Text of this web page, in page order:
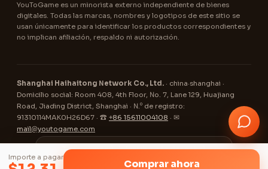
Importe a pagar
Comprar ahora
YouToGame es un minorista externo independiente de bienes
digitales. Todas las marcas, nombres y logotipos de este sitio se
usan únicamente para identificar los productos correspondientes y
no implican afiliación, respaldo ni autorización.
Shanghai Haihaitong Network Co., Ltd. · china·shanghai ·
Domicilio social: Room 408, 4th Floor, No. 7, Lane 129, Huajiang
Road, Jiading District, Shanghai · N.º de registro:
91310114MAK0H26D67 · ☎ +86 15611004108 · ✉
mail@youtogame.com
© 2026 YouToGame ·
🔒 Cifrado SSL
⛓ Pago con cripto✓ Soporte 24/7
Toca el menú ⋮ (arriba a la derecha)
y luego «Instalar app / Añadir a la
✕